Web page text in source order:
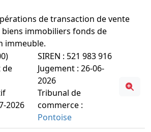
de transaction de vente
immobiliers fonds de
immeuble.
de
2026
SIREN : 521 983 916
Jugement : 26-06-
2026
Tribunal de
commerce :
Pontoise